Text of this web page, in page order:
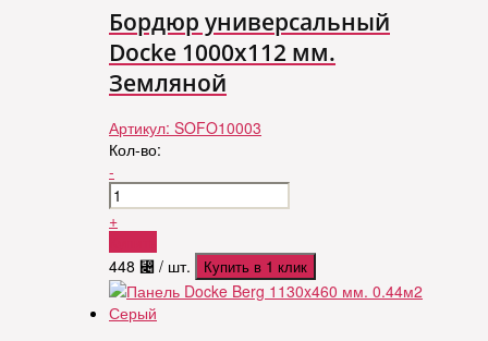
Бордюр универсальный
Docke 1000х112 мм.
Земляной
Артикул: SOFO10003
Кол-во:
-
+
448 ⃄ / шт. Купить в 1 клик